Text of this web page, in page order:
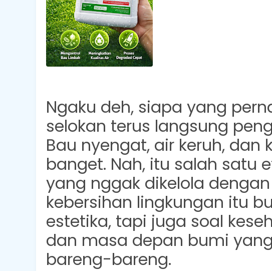
Ngaku deh, siapa yang
selokan terus langsung
Bau nyengat, air keruh, dan
banget. Nah, itu salah satu
yang nggak dikelola
kebersihan lingkungan itu
estetika, tapi juga soal
dan masa depan bumi
bareng-bareng.